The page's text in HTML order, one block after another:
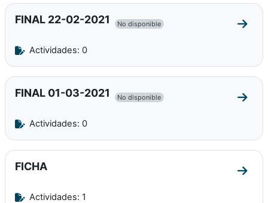
FINAL 22-02-2021 No disponible Ir a
Actividades: 0
FINAL 01-03-2021 No disponible Ir a
Actividades: 0
FICHA
Ir a
Actividades: 1